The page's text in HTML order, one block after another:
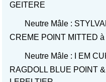
GEITERE
Neutre Mâle :
CREME POINT MITTED
Neutre Mâle : I EM
RAGDOLL BLUE POINT